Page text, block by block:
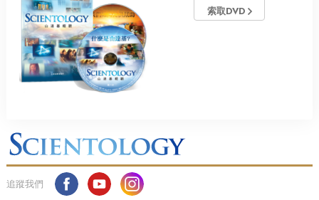
索取DVD
追蹤我們